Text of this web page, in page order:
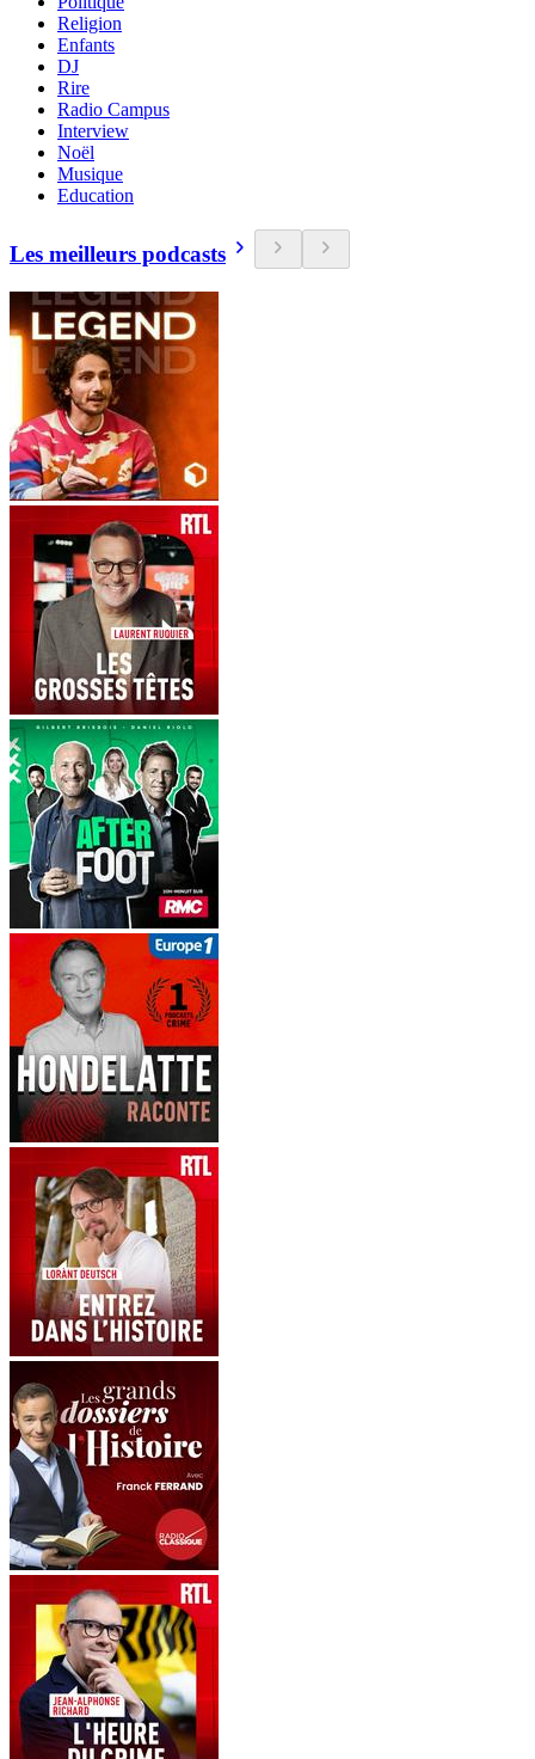
Religion
Enfants
DJ
Rire
Radio Campus
Interview
Noël
Musique
Education
Les meilleurs podcasts